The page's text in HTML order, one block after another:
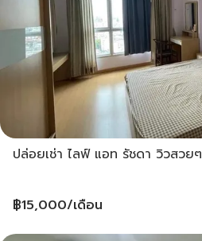
ปล่อยเช่า ไลฟ์ แอท รัชดา วิวสวยๆ
฿15,000/เดือน